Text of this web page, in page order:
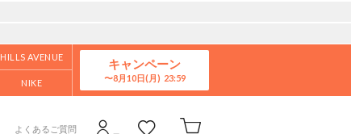
HILLS AVENUE
NIKE
キャンペーン
8月10日(月)
よくあるご質問